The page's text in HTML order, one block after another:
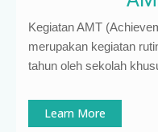
Kegiatan AMT
merupakan kegiatan
tahun oleh sekolah
Learn More